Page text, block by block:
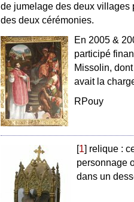
de jumelage des deux villages
des deux cérémonies.
En 2005 &
participé
Missolin,
avait la
RPouy
[1] relique :
personnage
dans un